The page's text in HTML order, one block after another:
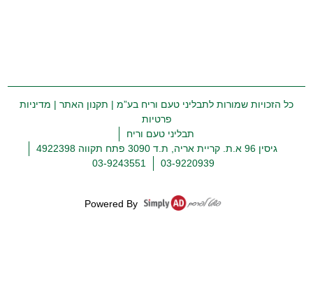
כל הזכויות שמורות לתבליני טעם וריח בע”מ | תקנון האתר | מדיניות
פרטיות
תבליני טעם וריח
גיסין 96 א.ת. קריית אריה, ת.ד 3090 פתח תקווה 4922398
03-9220939
03-9243551
Powered By